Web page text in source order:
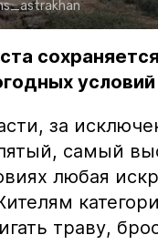
условий
за
самый
любая
траву,